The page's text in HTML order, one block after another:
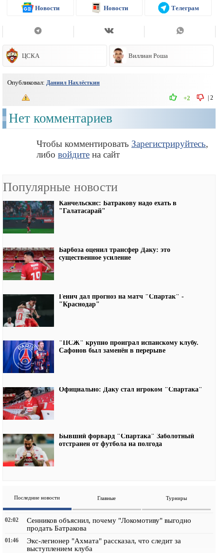
Новости Новости Телеграм
ЦСКА Виллиан Роша
Опубликовал: Даниил Нахлёсткин
2
+2
Нет комментариев
Чтобы комментировать Зарегистрируйтесь,
либо войдите на сайт
Популярные новости
Канчельскис: Батракову надо ехать в
"Галатасарай"
Барбоза оценил трансфер Даку: это
существенное усиление
Генич дал прогноз на матч "Спартак" -
"Краснодар"
"ПСЖ" крупно проиграл испанскому клубу.
Сафонов был заменён в перерыве
Официально: Даку стал игроком "Спартака"
Бывший форвард "Спартака" Заболотный
отстранен от футбола на полгода
Последние новости Главные Турниры
02:02
Сенников объяснил, почему "Локомотиву" выгодно
продать Батракова
01:46
Экс-легионер "Ахмата" рассказал, что следит за
выступлением клуба